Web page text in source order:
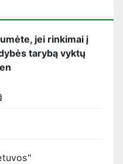
jei rinkimai į
tarybą vyktų